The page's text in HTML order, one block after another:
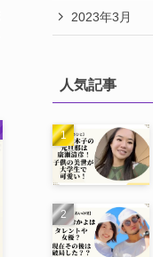
2023年3月
人気記事